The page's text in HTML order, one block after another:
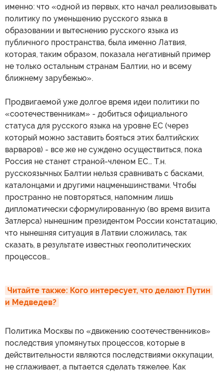
именно: что «одной из первых, кто начал реализовывать
политику по уменьшению русского языка в
образовании и вытеснению русского языка из
публичного пространства, была именно Латвия,
которая, таким образом, показала негативный пример
не только остальным странам Балтии, но и всему
ближнему зарубежью».
Продвигаемой уже долгое время идеи политики по
«соотечественникам» - добиться официального
статуса для русского языка на уровне ЕС (через
который можно заставить бояться этих балтийских
варваров) - все же не суждено осуществиться, пока
Россия не станет страной-членом ЕС… Т.н.
русскоязычных Балтии нельзя сравнивать с басками,
каталонцами и другими нацменьшинствами. Чтобы
пространно не повторяться, напомним лишь
дипломатически сформулированную (во время визита
Затлерса) нынешним президентом России констатацию,
что нынешняя ситуация в Латвии сложилась, так
сказать, в результате известных геополитических
процессов…
Читайте также: Кого интересует, что делают Путин
и Медведев?
Политика Москвы по «движению соотечественников»
последствия упомянутых процессов, которые в
действительности являются последствиями оккупации,
не сглаживает, а пытается сделать тяжелее. Как